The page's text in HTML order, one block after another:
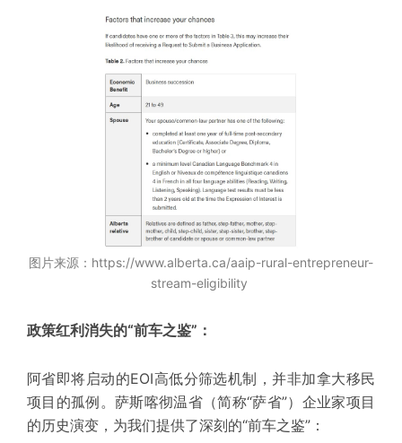
图片来源：https://www.alberta.ca/aaip-rural-entrepreneur-
stream-eligibility
政策红利消失的“前车之鉴”：
阿省即将启动的EOI高低分筛选机制，并非加拿大移民
项目的孤例。萨斯喀彻温省（简称“萨省”）企业家项目
的历史演变，为我们提供了深刻的“前车之鉴”：